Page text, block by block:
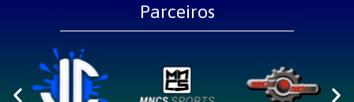
Parceiros